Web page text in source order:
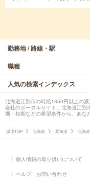
勤務地 / 路線・駅
職種
人気の検索インデックス
北海道江別市の時給1350円以上の
会社のポータルサイト。北海道江別
期・短期などの希望条件から、あな
派遣TOP 北海道 北海道 北海
個人情報の取り扱いについて
ヘルプ・お問い合わせ